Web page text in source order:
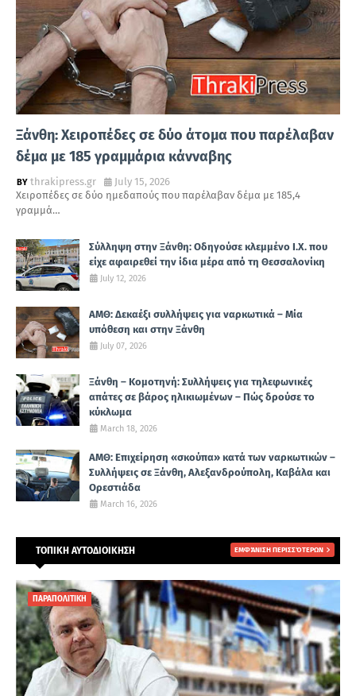
Ξάνθη: Χειροπέδες σε δύο άτομα που παρέλαβαν
δέμα με 185 γραμμάρια κάνναβης
thrakipress.gr
July 15, 2026
Χειροπέδες σε δύο ημεδαπούς που παρέλαβαν δέμα με 185,4
γραμμά…
Σύλληψη στην Ξάνθη: Οδηγούσε κλεμμένο Ι.Χ. που
είχε αφαιρεθεί την ίδια μέρα από τη Θεσσαλονίκη
July 12, 2026
ΑΜΘ: Δεκαέξι συλλήψεις για ναρκωτικά – Μία
υπόθεση και στην Ξάνθη
July 07, 2026
Ξάνθη – Κομοτηνή: Συλλήψεις για τηλεφωνικές
απάτες σε βάρος ηλικιωμένων – Πώς δρούσε το
κύκλωμα
March 18, 2026
ΑΜΘ: Επιχείρηση «σκούπα» κατά των ναρκωτικών –
Συλλήψεις σε Ξάνθη, Αλεξανδρούπολη, Καβάλα και
Ορεστιάδα
March 16, 2026
ΤΟΠΙΚΗ ΑΥΤΟΔΙΟΙΚΗΣΗ ΕΜΦΆΝΙΣΗ ΠΕΡΙΣΣΌΤΕΡΩΝ
ΠΑΡΑΠΟΛΙΤΙΚΗ